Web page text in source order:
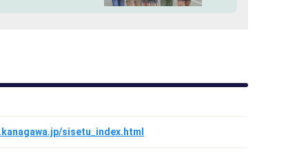
sisetu_index.html